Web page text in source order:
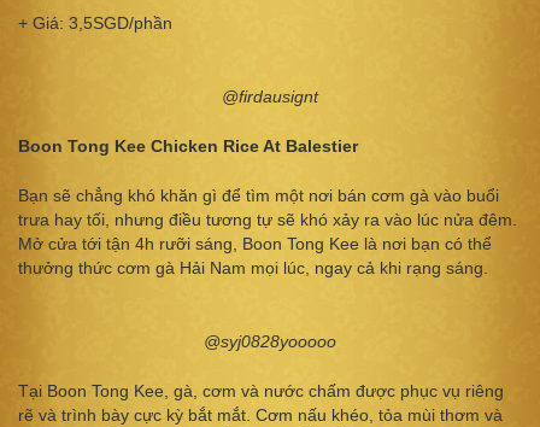
+ Giá: 3,5SGD/phần
@firdausignt
Boon Tong Kee Chicken Rice At Balestier
Bạn sẽ chẳng khó khăn gì để tìm một nơi bán cơm gà vào buổi
trưa hay tối, nhưng điều tương tự sẽ khó xảy ra vào lúc nửa đêm.
Mở cửa tới tận 4h rưỡi sáng, Boon Tong Kee là nơi bạn có thể
thưởng thức cơm gà Hải Nam mọi lúc, ngay cả khi rạng sáng.
@syj0828yooooo
Tại Boon Tong Kee, gà, cơm và nước chấm được phục vụ riêng
rẽ và trình bày cực kỳ bắt mắt. Cơm nấu khéo, tỏa mùi thơm và